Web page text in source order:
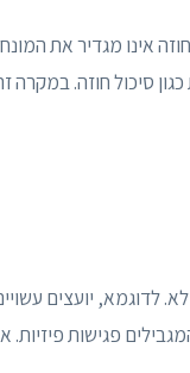
אינו מגדיר את
סיכול חוזה. במקרה
לדוגמא, יועצים
פגישות פיזיות.